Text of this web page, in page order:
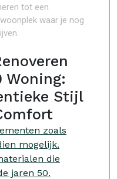
tot een
waar je nog
Woning:
Stijl
zoals
mogelijk.
die
jaren 50.